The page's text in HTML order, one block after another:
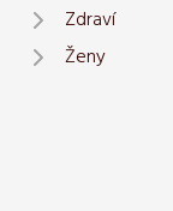
Zdraví
Ženy